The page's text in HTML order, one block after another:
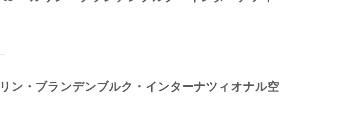
・ブランデンブルク・インターナツィオナル空